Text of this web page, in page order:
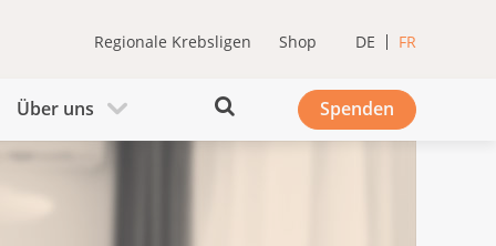
Regionale Krebsligen Shop DE FR
Über uns Spenden